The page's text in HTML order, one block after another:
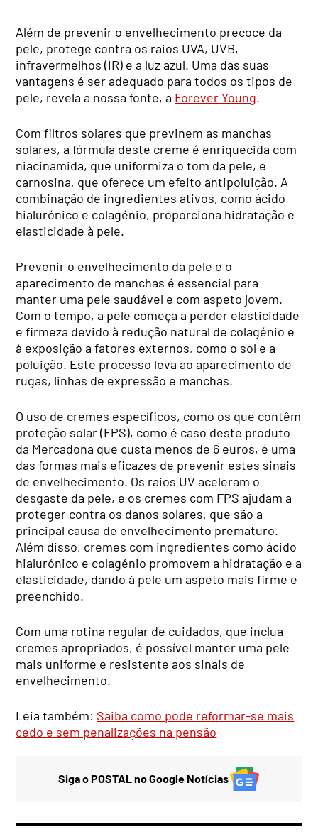
Além de prevenir o envelhecimento precoce da
pele, protege contra os raios UVA, UVB,
infravermelhos (IR) e a luz azul. Uma das suas
vantagens é ser adequado para todos os tipos de
pele, revela a nossa fonte, a Forever Young.
Com filtros solares que previnem as manchas
solares, a fórmula deste creme é enriquecida com
niacinamida, que uniformiza o tom da pele, e
carnosina, que oferece um efeito antipoluição. A
combinação de ingredientes ativos, como ácido
hialurónico e colagénio, proporciona hidratação e
elasticidade à pele.
Prevenir o envelhecimento da pele e o
aparecimento de manchas é essencial para
manter uma pele saudável e com aspeto jovem.
Com o tempo, a pele começa a perder elasticidade
e firmeza devido à redução natural de colagénio e
à exposição a fatores externos, como o sol e a
poluição. Este processo leva ao aparecimento de
rugas, linhas de expressão e manchas.
O uso de cremes específicos, como os que contêm
proteção solar (FPS), como é caso deste produto
da Mercadona que custa menos de 6 euros, é uma
das formas mais eficazes de prevenir estes sinais
de envelhecimento. Os raios UV aceleram o
desgaste da pele, e os cremes com FPS ajudam a
proteger contra os danos solares, que são a
principal causa de envelhecimento prematuro.
Além disso, cremes com ingredientes como ácido
hialurónico e colagénio promovem a hidratação e a
elasticidade, dando à pele um aspeto mais firme e
preenchido.
Com uma rotina regular de cuidados, que inclua
cremes apropriados, é possível manter uma pele
mais uniforme e resistente aos sinais de
envelhecimento.
Leia também: Saiba como pode reformar-se mais
cedo e sem penalizações na pensão
Siga o POSTAL no Google Notícias